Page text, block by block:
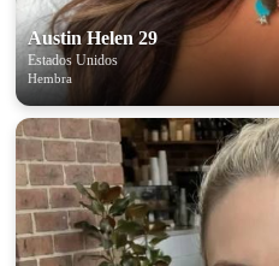
Austin Helen 29
Estados Unidos
Hembra